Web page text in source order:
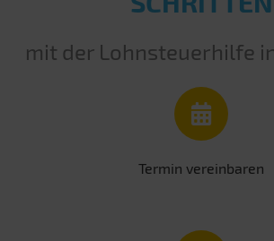
mit der Lohnsteuerhilfe
Termin vereinbaren